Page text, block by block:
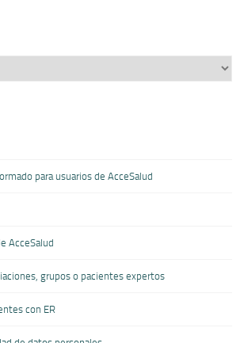
para usuarios de AcceSalud
AcceSalud
grupos o pacientes expertos
con ER